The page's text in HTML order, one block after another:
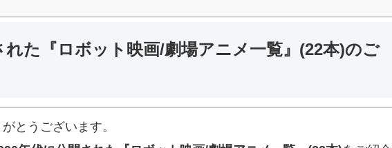
れた『ロボット映画/劇場アニメ一覧』(22本)のご
とうございます。